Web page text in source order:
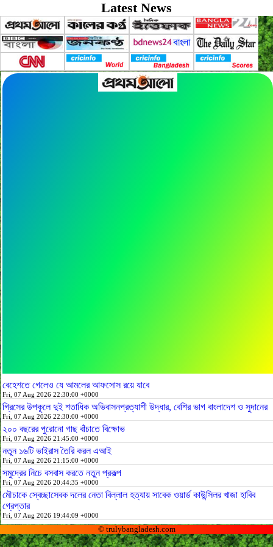
Latest News
বেহেশতে গেলেও যে আমলের আফসোস রয়ে যাবে
Fri, 07 Aug 2026 22:30:00 +0000
গ্রিসের উপকূলে দুই শতাধিক অভিবাসনপ্রত্যাশী উদ্ধার, বেশির ভাগ বাংলাদেশ ও সুদানের
Fri, 07 Aug 2026 22:30:00 +0000
২০০ বছরের পুরোনো গাছ বাঁচাতে বিক্ষোভ
Fri, 07 Aug 2026 21:45:00 +0000
নতুন ১৬টি ভাইরাস তৈরি করল এআই
Fri, 07 Aug 2026 21:15:00 +0000
সমুদ্রের নিচে বসবাস করতে নতুন প্রকল্প
Fri, 07 Aug 2026 20:44:35 +0000
মৌচাকে স্বেচ্ছাসেবক দলের নেতা বিল্লাল হত্যায় সাবেক ওয়ার্ড কাউন্সিলর খাজা হাবিব
গ্রেপ্তার
Fri, 07 Aug 2026 19:44:09 +0000
© trulybangladesh.com